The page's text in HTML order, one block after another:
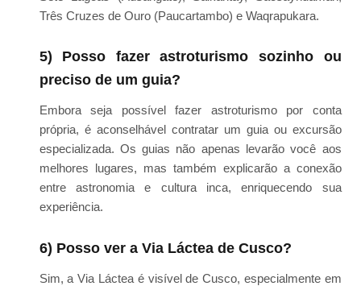
Três Cruzes de Ouro (Paucartambo) e Waqrapukara.
5) Posso fazer astroturismo sozinho ou
preciso de um guia?
Embora seja possível fazer astroturismo por conta
própria, é aconselhável contratar um guia ou excursão
especializada. Os guias não apenas levarão você aos
melhores lugares, mas também explicarão a conexão
entre astronomia e cultura inca, enriquecendo sua
experiência.
6) Posso ver a Via Láctea de Cusco?
Sim, a Via Láctea é visível de Cusco, especialmente em